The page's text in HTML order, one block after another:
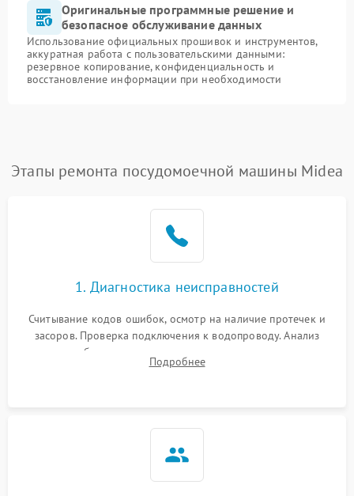
Оригинальные программные решение и
безопасное обслуживание данных
Использование официальных прошивок и инструментов,
аккуратная работа с пользовательскими данными:
резервное копирование, конфиденциальность и
восстановление информации при необходимости
Этапы ремонта посудомоечной машины Midea
1. Диагностика неисправностей
Считывание кодов ошибок, осмотр на наличие протечек и
засоров. Проверка подключения к водопроводу. Анализ
жалоб на отсутствие слива, нагрева, вращения
разбрызгивателей или срабатывание системы защиты
Подробнее